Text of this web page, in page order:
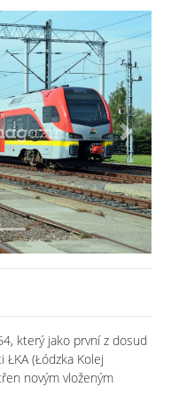
Next
který jako první z dosud
(Łódzka Kolej
novým vloženým